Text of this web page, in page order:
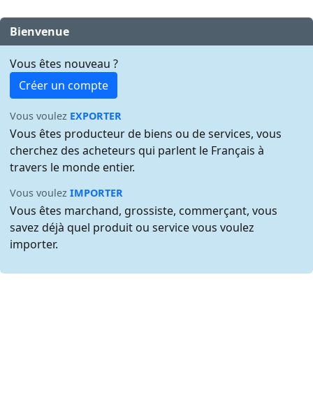
Bienvenue
Vous êtes nouveau ?
Créer un compte
Vous voulez EXPORTER
Vous êtes producteur de biens ou de services, vous
cherchez des acheteurs qui parlent le Français à
travers le monde entier.
Vous voulezIMPORTER
Vous êtes marchand, grossiste, commerçant, vous
savez déjà quel produit ou service vous voulez
importer.